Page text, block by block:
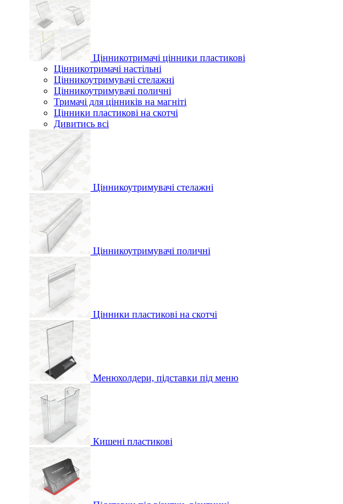
Цінникотримачі цінники пластикові
Цінникотримачі настільні
Цінникоутримувачі стелажні
Цінникоутримувачі поличні
Тримачі для цінників на магніті
Цінники пластикові на скотчі
Дивитись всі
Цінникоутримувачі стелажні
Цінникоутримувачі поличні
Цінники пластикові на скотчі
Менюхолдери, підставки під меню
Кишені пластикові